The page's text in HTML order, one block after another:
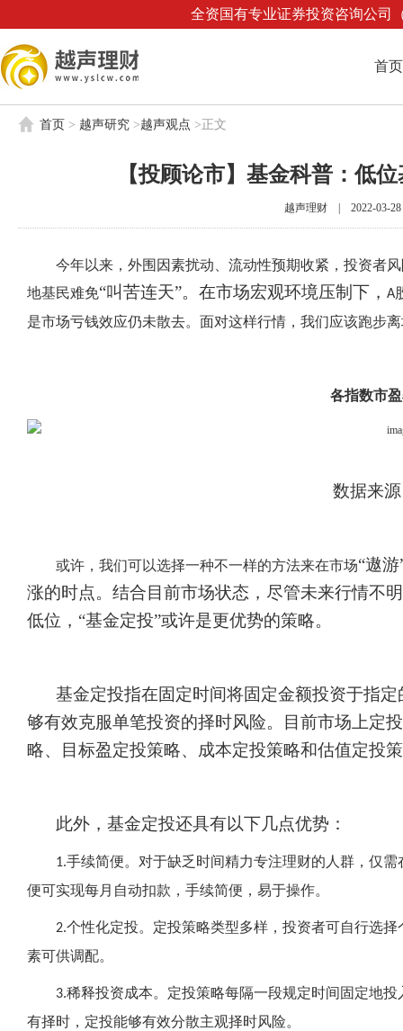
全资国有专业证券投资咨询公司
首页
首页 > 越声研究 >越声观点 > 正文
【投顾论市】基金科普：低
越声理财 | 2022-03-28
今年以来，外围因素扰动、流动性预期收紧，投资者
地基民难免“叫苦连天”。在市场宏观环境压制下， A
是市场亏钱效应仍未散去。面对这样行情，我们应该跑步
各指数市
数据来
或许，我们可以选择一种不一样的方法来在市场“遨
涨的时点。结合目前市场状态，尽管未来行情不
低位，“基金定投”或许是更优势的策略。
基金定投指在固定时间将固定金额投资于指
够有效克服单笔投资的择时风险。目前市场上定
略、目标盈定投策略、成本定投策略和估值定投
此外，基金定投还具有以下几点优势：
1.手续简便。对于缺乏时间精力专注理财的人群，仅
便可实现每月自动扣款，手续简便，易于操作。
2.个性化定投。定投策略类型多样，投资者可自行选
素可供调配。
3.稀释投资成本。定投策略每隔一段规定时间固定地
有择时，定投能够有效分散主观择时风险。